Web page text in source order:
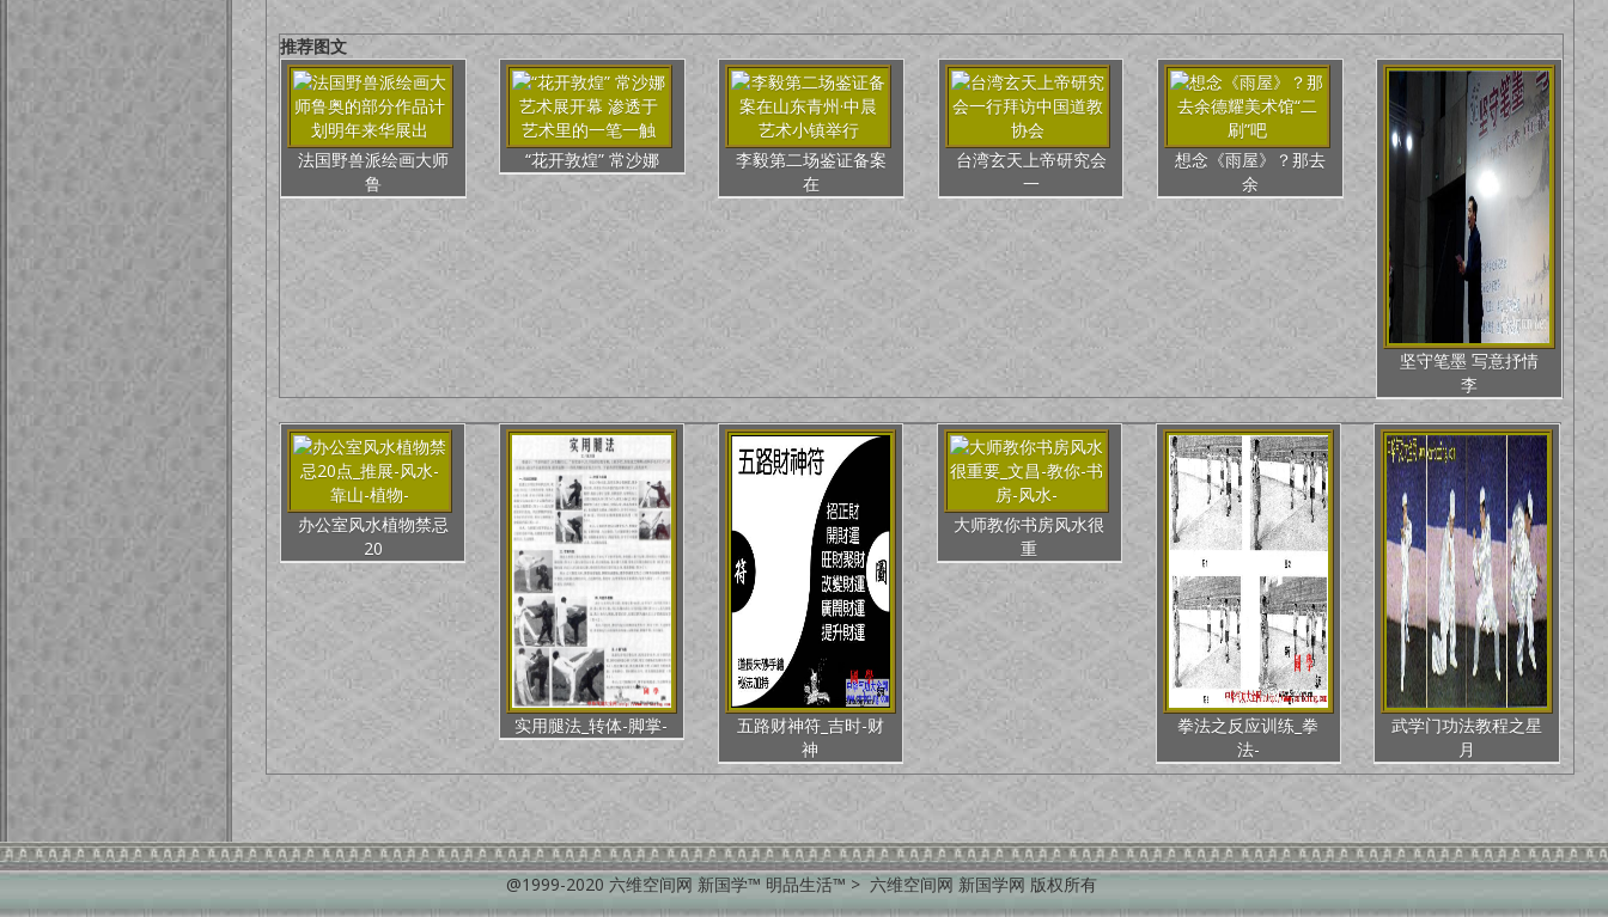
推荐图文
法国野兽派绘画大师
鲁
“花开敦煌” 常沙娜
李毅第二场鉴证备案
在
台湾玄天上帝研究会
一
想念《雨屋》？那去
余
坚守笔墨 写意抒情
李
办公室风水植物禁忌
20
实用腿法_转体-脚掌-
五路财神符_吉时-财
神
大师教你书房风水很
重
拳法之反应训练_拳
法-
武学门功法教程之星
月
@1999-2020 六维空间网 新国学™ 明品生活™ > 六维空间网 新国学网 版权所有